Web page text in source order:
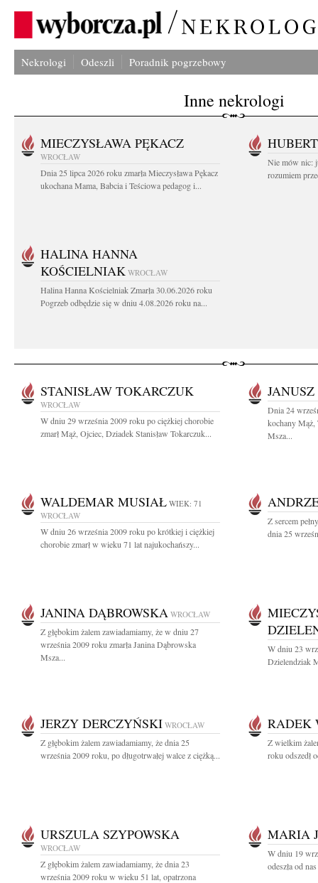
Nekrologi Odeszli Poradnik pogrzebowy
Inne nekrologi
MIECZYSŁAWA PĘKACZ
WROCŁAW
Dnia 25 lipca 2026 roku zmarła Mieczysława Pękacz
ukochana Mama, Babcia i Teściowa pedagog i...
Nie mów nic:
rozumiem
HALINA HANNA
KOŚCIELNIAK WROCŁAW
Halina Hanna Kościelniak Zmarła 30.06.2026 roku
Pogrzeb odbędzie się w dniu 4.08.2026 roku na...
STANISŁAW TOKARCZUK
WROCŁAW
W dniu 29 września 2009 roku po ciężkiej chorobie
zmarł Mąż, Ojciec, Dziadek Stanisław Tokarczuk...
Dnia 24
kochany Mąż,
Msza...
WALDEMAR MUSIAŁ WIEK: 71
WROCŁAW
W dniu 26 września 2009 roku po krótkiej i ciężkiej
chorobie zmarł w wieku 71 lat najukochańszy...
Z sercem
dnia 25
JANINA DĄBROWSKA WROCŁAW
Z głębokim żalem zawiadamiamy, że w dniu 27
września 2009 roku zmarła Janina Dąbrowska
Msza...
W dniu 23
Dzielendziak
JERZY DERCZYŃSKI WROCŁAW
Z głębokim żalem zawiadamiamy, że dnia 25
września 2009 roku, po długotrwałej walce z ciężką...
RADEK
Z wielkim
roku odszedł
URSZULA SZYPOWSKA
WROCŁAW
Z głębokim żalem zawiadamiamy, że dnia 23
września 2009 roku w wieku 51 lat, opatrzona
MARIA
W dniu 19
odeszła od